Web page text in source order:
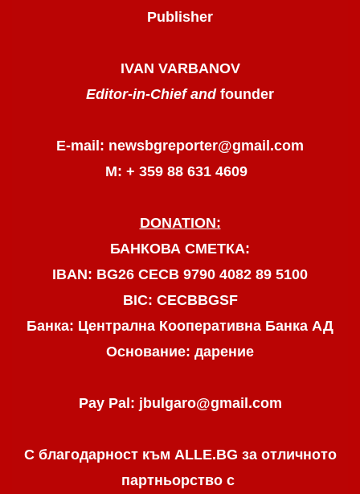
Publisher
IVAN VARBANOV
Editor-in-Chief and founder
E-mail: newsbgreporter@gmail.com
М: + 359 88 631 4609
DONATION:
БАНКОВА СМЕТКА:
IBAN: BG26 CECB 9790 4082 89 5100
BIC: CECBBGSF
Банка: Централна Кооперативна Банка АД
Основание: дарение
Pay Pal: jbulgaro@gmail.com
С благодарност към ALLE.BG за отличното
партньорство с